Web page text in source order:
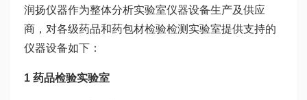
润扬仪器作为整体分析实验室仪器设备生产及供应
商，对各级药品和药包材检验检测实验室提供支持的
仪器设备如下：
1 药品检验实验室